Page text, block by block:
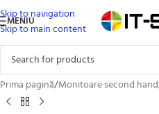
Skip to navigation
Skip to main content
MENIU
Prima pagină/Monitoare second hand